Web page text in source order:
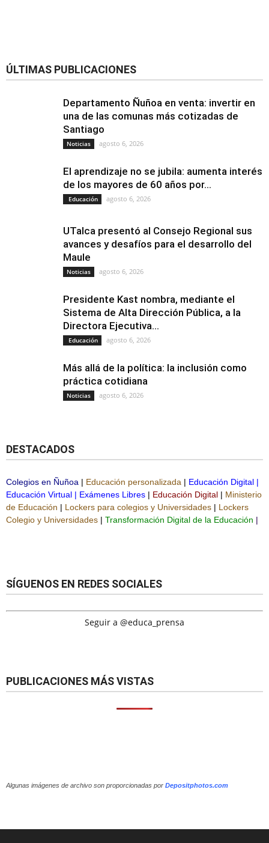
ÚLTIMAS PUBLICACIONES
Departamento Ñuñoa en venta: invertir en
una de las comunas más cotizadas de
Santiago
Noticias agosto 6, 2026
El aprendizaje no se jubila: aumenta interés
de los mayores de 60 años por...
Educación agosto 6, 2026
UTalca presentó al Consejo Regional sus
avances y desafíos para el desarrollo del
Maule
Noticias agosto 6, 2026
Presidente Kast nombra, mediante el
Sistema de Alta Dirección Pública, a la
Directora Ejecutiva...
Educación agosto 6, 2026
Más allá de la política: la inclusión como
práctica cotidiana
Noticias agosto 6, 2026
DESTACADOS
Colegios en Ñuñoa | Educación personalizada | Educación Digital |
Educación Virtual | Exámenes Libres | Educación Digital | Ministerio
de Educación | Lockers para colegios y Universidades | Lockers
Colegio y Universidades | Transformación Digital de la Educación |
SÍGUENOS EN REDES SOCIALES
Seguir a @educa_prensa
PUBLICACIONES MÁS VISTAS
Algunas imágenes de archivo son proporcionadas por Depositphotos.com